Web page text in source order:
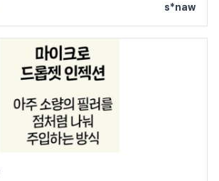
s*naw